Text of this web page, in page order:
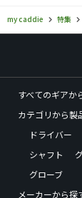
my caddie 特集
すべてのギアか
カテゴリから製
ドライバー
シャフト
グローブ
メーカーから探